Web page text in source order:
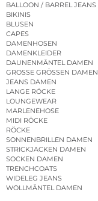
BALLOON / BARREL JEANS
BIKINIS
BLUSEN
CAPES
DAMENHOSEN
DAMENKLEIDER
DAUNENMÄNTEL DAMEN
GROSSE GRÖSSEN DAMEN
JEANS DAMEN
LANGE RÖCKE
LOUNGEWEAR
MARLENEHOSE
MIDI RÖCKE
RÖCKE
SONNENBRILLEN DAMEN
STRICKJACKEN DAMEN
SOCKEN DAMEN
TRENCHCOATS
WIDELEG JEANS
WOLLMÄNTEL DAMEN